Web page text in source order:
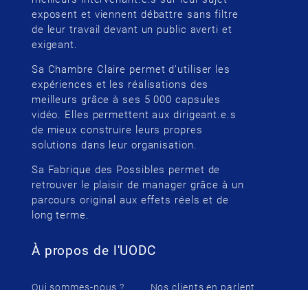
exposent et viennent débattre sans filtre
de leur travail devant un public averti et
exigeant.
Sa Chambre Claire permet d’utiliser les
expériences et les réalisations des
meilleurs grâce à ses 5 000 capsules
vidéo. Elles permettent aux dirigeant.e.s
de mieux construire leurs propres
solutions dans leur organisation.
Sa Fabrique des Possibles permet de
retrouver le plaisir de manager grâce à un
parcours original aux effets réels et de
long terme.
À propos de l'UODC
Qui sommes-nous ? Nos clients en parlent